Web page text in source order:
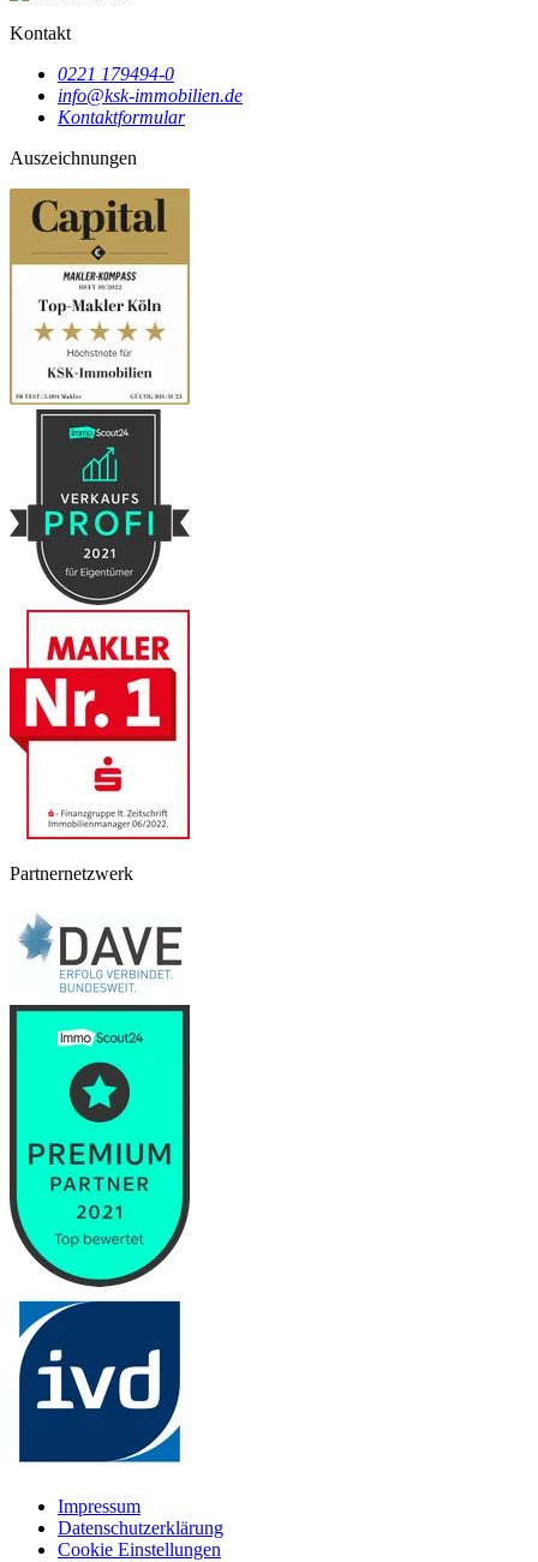
Kontakt
0221 179494-0
info@ksk-immobilien.de
Kontaktformular
Auszeichnungen
Partnernetzwerk
Impressum
Datenschutzerklärung
Cookie Einstellungen